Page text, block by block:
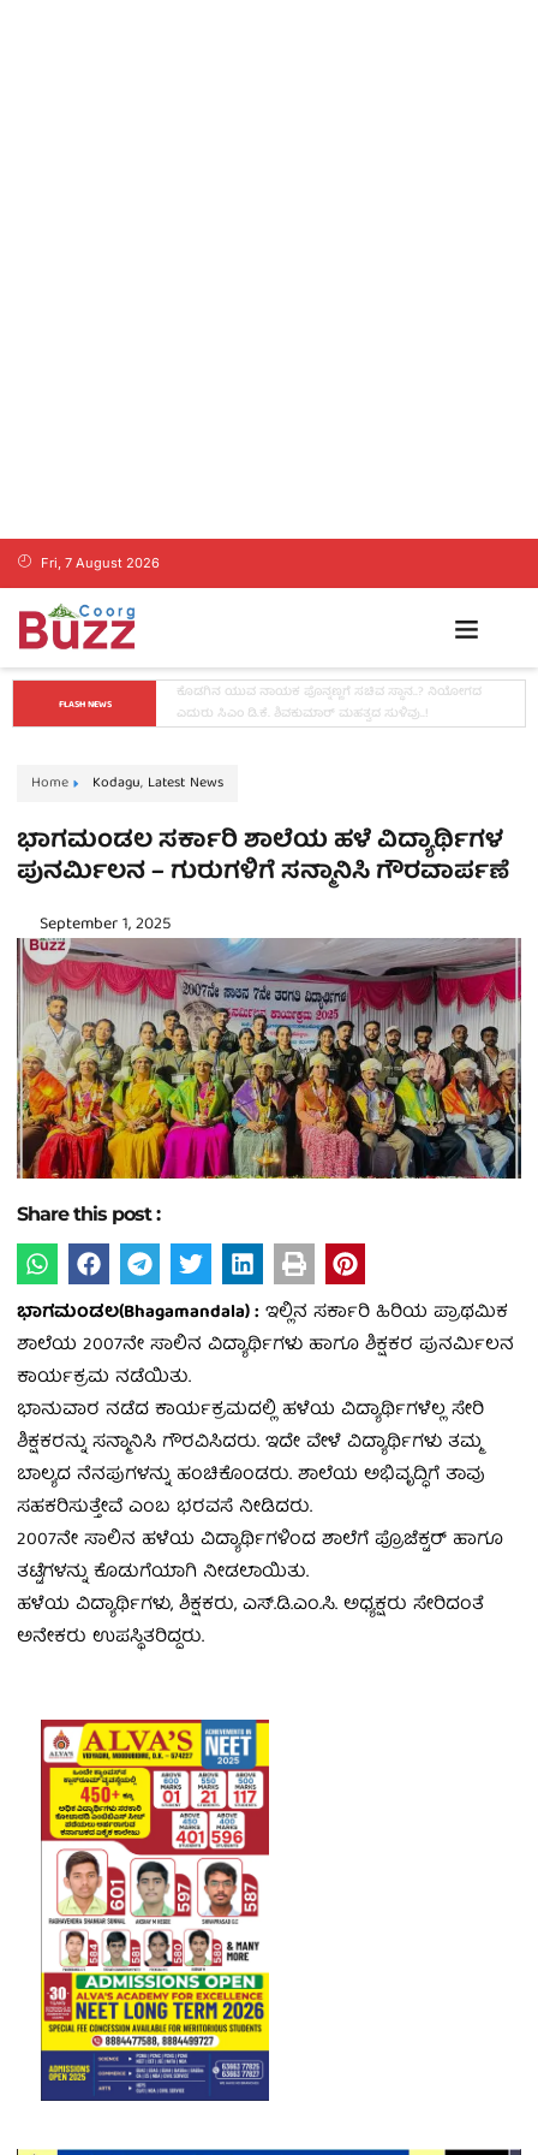
Fri, 7 August 2026
FLASH NEWS
ಡ್ರಗ್ಸ್ ಬೇಡ, ಕನಸುಗಳನ್ನು ಬೆನ್ನಟ್ಟಿ: ಬೆಂಗಳೂರಿನಲ್ಲಿ ಕೊಡಗು ಬ್ಯಾಡ್ಮಿಂಟನ್
ಟೂರ್ನಿ ಯಶಸ್ವಿ
Home Kodagu, Latest News
ಭಾಗಮಂಡಲ ಸರ್ಕಾರಿ ಶಾಲೆಯ ಹಳೆ ವಿದ್ಯಾರ್ಥಿಗಳ
ಪುನರ್ಮಿಲನ – ಗುರುಗಳಿಗೆ ಸನ್ಮಾನಿಸಿ ಗೌರವಾರ್ಪಣೆ
September 1, 2025
Share this post :
ಭಾಗಮಂಡಲ(Bhagamandala) : ಇಲ್ಲಿನ ಸರ್ಕಾರಿ ಹಿರಿಯ ಪ್ರಾಥಮಿಕ
ಶಾಲೆಯ 2007ನೇ ಸಾಲಿನ ವಿದ್ಯಾರ್ಥಿಗಳು ಹಾಗೂ ಶಿಕ್ಷಕರ ಪುನರ್ಮಿಲನ
ಕಾರ್ಯಕ್ರಮ ನಡೆಯಿತು.
ಭಾನುವಾರ ನಡೆದ ಕಾರ್ಯಕ್ರಮದಲ್ಲಿ ಹಳೆಯ ವಿದ್ಯಾರ್ಥಿಗಳೆಲ್ಲ ಸೇರಿ
ಶಿಕ್ಷಕರನ್ನು ಸನ್ಮಾನಿಸಿ ಗೌರವಿಸಿದರು. ಇದೇ ವೇಳೆ ವಿದ್ಯಾರ್ಥಿಗಳು ತಮ್ಮ
ಬಾಲ್ಯದ ನೆನಪುಗಳನ್ನು ಹಂಚಿಕೊಂಡರು. ಶಾಲೆಯ ಅಭಿವೃದ್ಧಿಗೆ ತಾವು
ಸಹಕರಿಸುತ್ತೇವೆ ಎಂಬ ಭರವಸೆ ನೀಡಿದರು.
2007ನೇ ಸಾಲಿನ ಹಳೆಯ ವಿದ್ಯಾರ್ಥಿಗಳಿಂದ ಶಾಲೆಗೆ ಪ್ರೊಜೆಕ್ಟರ್ ಹಾಗೂ
ತಟ್ಟೆಗಳನ್ನು ಕೊಡುಗೆಯಾಗಿ ನೀಡಲಾಯಿತು.
ಹಳೆಯ ವಿದ್ಯಾರ್ಥಿಗಳು, ಶಿಕ್ಷಕರು, ಎಸ್‌.ಡಿ.ಎಂ.ಸಿ. ಅಧ್ಯಕ್ಷರು ಸೇರಿದಂತೆ
ಅನೇಕರು ಉಪಸ್ಥಿತರಿದ್ದರು.